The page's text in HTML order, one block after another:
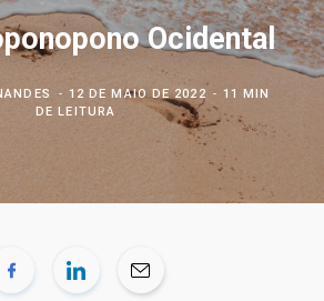
Ocidental
12 DE MAIO DE 2022
11 MIN
DE LEITURA